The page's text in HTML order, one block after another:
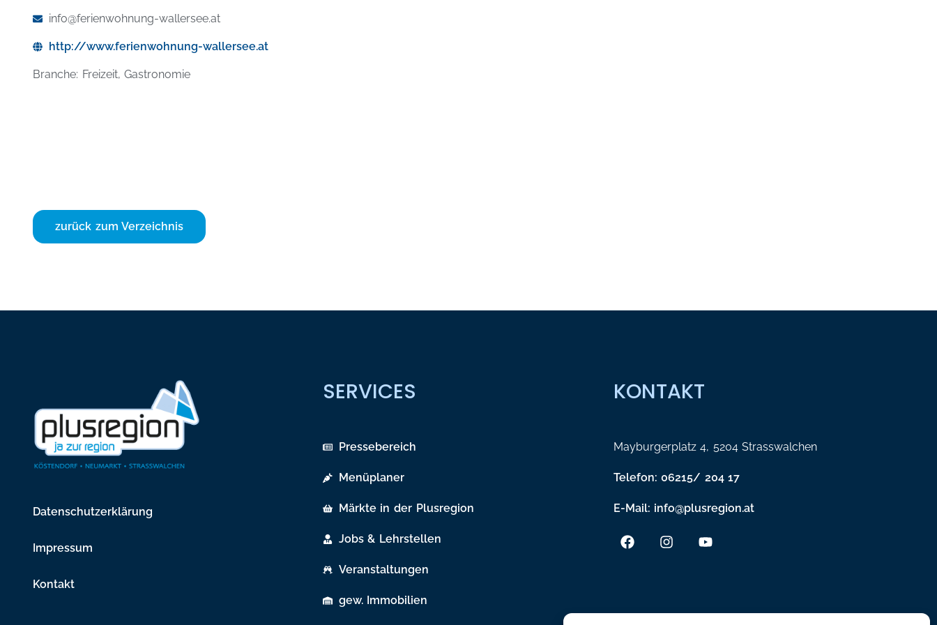
info@ferienwohnung-wallersee.at
http://www.ferienwohnung-wallersee.at
Branche: Freizeit, Gastronomie
zurück zum Verzeichnis
Datenschutzerklärung
Impressum
Kontakt
SERVICES
Pressebereich
Menüplaner
Märkte in der Plusregion
Jobs & Lehrstellen
Veranstaltungen
gew. Immobilien
KONTAKT
Mayburgerplatz 4, 5204 Strasswalchen
Telefon: 06215/ 204 17
E-Mail: info@plusregion.at